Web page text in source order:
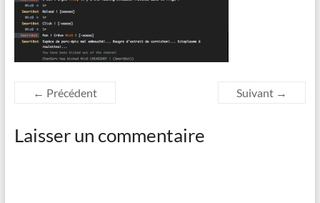
← Précédent Suivant →
Laisser un commentaire